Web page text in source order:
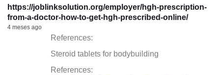
https://joblinksolution.org/employer/hgh-prescription-
from-a-doctor-how-to-get-hgh-prescribed-online/
4 meses ago
References:
Steroid tablets for bodybuilding
References: